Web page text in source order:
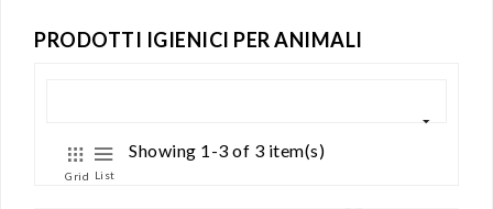
PRODOTTI IGIENICI PER ANIMALI
Grid List
Showing 1-3 of 3 item(s)